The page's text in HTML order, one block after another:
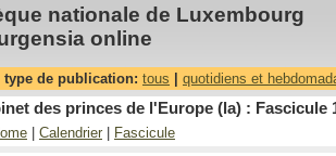
nationale de Luxembourg
online
de publication: tous quotidiens et
des princes de l'Europe (la) : Fascicule
Calendrier Fascicule